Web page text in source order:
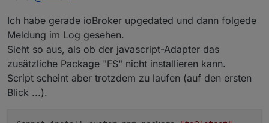
Ich habe gerade ioBroker upgedated und dann folgede
Meldung im Log gesehen.
Sieht so aus, als ob der javascript-Adapter das
zusätzliche Package "FS" nicht installieren kann.
Script scheint aber trotzdem zu laufen (auf den ersten
Blick ...).